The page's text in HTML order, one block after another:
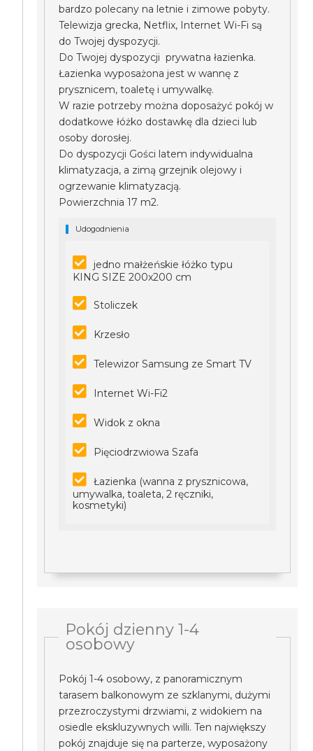
bardzo polecany na letnie i zimowe pobyty.
Telewizja grecka, Netflix, Internet Wi-Fi są
do Twojej dyspozycji.
Do Twojej dyspozycji prywatna łazienka.
Łazienka wyposażona jest w wannę z
prysznicem, toaletę i umywalkę.
W razie potrzeby można doposażyć pokój w
dodatkowe łóżko dostawkę dla dzieci lub
osoby dorosłej.
Do dyspozycji Gości latem indywidualna
klimatyzacja, a zimą grzejnik olejowy i
ogrzewanie klimatyzacją.
Powierzchnia 17 m2.
Udogodnienia
jedno małżeńskie łóżko typu
KING SIZE 200x200 cm
Stoliczek
Krzesło
Telewizor Samsung ze Smart TV
Internet Wi-Fi2
Widok z okna
Pięciodrzwiowa Szafa
Łazienka (wanna z prysznicowa,
umywalka, toaleta, 2 ręczniki,
kosmetyki)
Pokój dzienny 1-4
osobowy
Pokój 1-4 osobowy, z panoramicznym
tarasem balkonowym ze szklanymi, dużymi
przezroczystymi drzwiami, z widokiem na
osiedle ekskluzywnych willi. Ten największy
pokój znajduje się na parterze, wyposażony